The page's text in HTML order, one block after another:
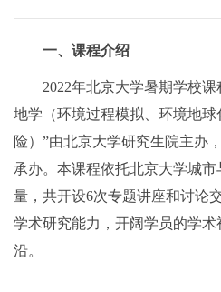
一、课程介绍
2022年北京大学暑期学校
地学（环境过程模拟、环境地
险）”由北京大学研究生院主办
承办。本课程依托北京大学城
量，共开设6次专题讲座和讨论
学术研究能力，开阔学员的学
沿。